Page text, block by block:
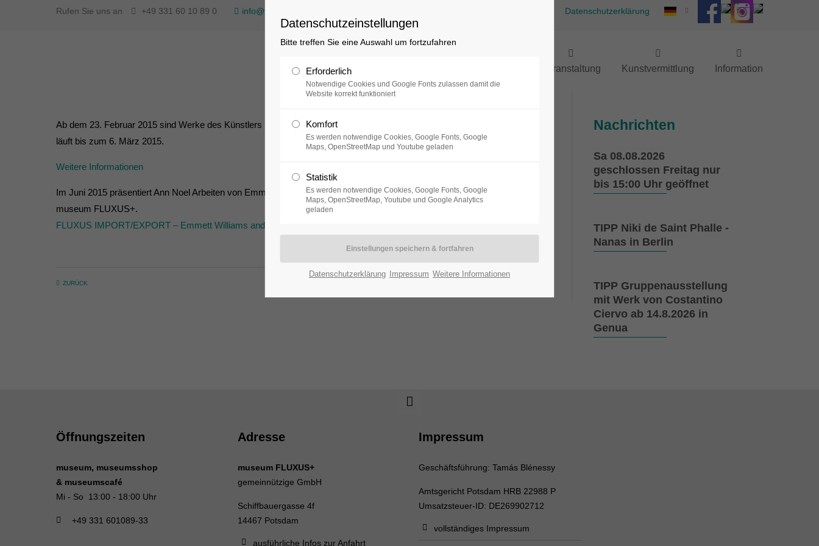
Datenschutzerklärung
Rufen Sie uns an +49 331 60 10 89 0 info@fluxusplus.de
Veranstaltung Kunstvermittlung Information
Ab dem 23. Februar 2015 sind Werke des Künstlers Emmett Williams in der Galeria AT in Posen zu sehen. Die Ausstellung
läuft bis zum 6. März 2015.
Weitere Informationen
Im Juni 2015 präsentiert Ann Noel Arbeiten von Emmett Williams aus dem Archiv von Jaroslaw Kozlowski, im atrium des
museum FLUXUS+.
FLUXUS IMPORT/EXPORT – Emmett Williams and his Adventures in Poland
ZURÜCK
Nachrichten
Sa 08.08.2026
geschlossen Freitag nur
bis 15:00 Uhr geöffnet
TIPP Niki de Saint Phalle -
Nanas in Berlin
TIPP Gruppenausstellung
mit Werk von Costantino
Ciervo ab 14.8.2026 in
Genua
Öffnungszeiten
museum, museumsshop
& museumscafé
Mi - So 13:00 - 18:00 Uhr
+49 331 601089-33
Adresse
museum FLUXUS+
gemeinnützige GmbH
Schiffbauergasse 4f
14467 Potsdam
ausführliche Infos zur Anfahrt
Impressum
Geschäftsführung: Tamás Blénessy
Amtsgericht Potsdam HRB 22988 P
Umsatzsteuer-ID: DE269902712
vollständiges Impressum
Datenschutzeinstellungen
Bitte treffen Sie eine Auswahl um fortzufahren
Erforderlich
Notwendige Cookies und Google Fonts zulassen damit die
Website korrekt funktioniert
Komfort
Es werden notwendige Cookies, Google Fonts, Google
Maps, OpenStreetMap und Youtube geladen
Statistik
Es werden notwendige Cookies, Google Fonts, Google
Maps, OpenStreetMap, Youtube und Google Analytics
geladen
Datenschutzerklärung Impressum Weitere Informationen